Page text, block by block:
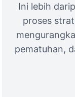
Ini lebih
proses
pematuhan,